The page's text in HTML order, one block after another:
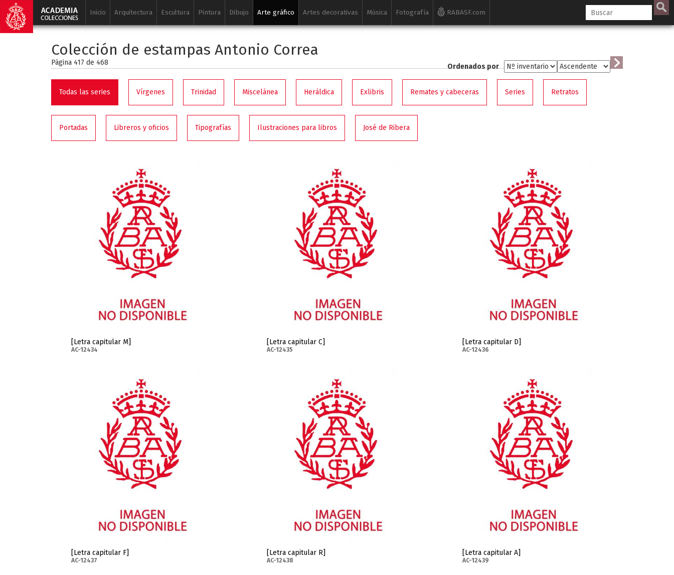
Inicio Arquitectura Escultura Pintura Dibujo Arte gráfico Artes decorativas Música Fotografía RABASF.com
Colección de estampas Antonio Correa
Página 417 de 468 Ordenados por
Todas las series Vírgenes Trinidad Miscelánea Heráldica Exlibris Remates y cabeceras Series Retratos
Portadas Libreros y oficios Tipografías Ilustraciones para libros José de Ribera
[Letra capitular M]
AC-12434
[Letra capitular C]
AC-12435
[Letra capitular D]
AC-12436
[Letra capitular F]
AC-12437
[Letra capitular R]
AC-12438
[Letra capitular A]
AC-12439